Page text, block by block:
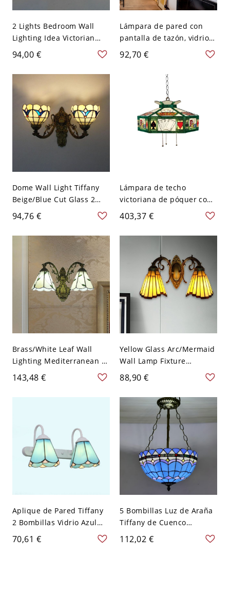
2 Lights Bedroom Wall
Lighting Idea Victorian
Beige Flower Patterned
Sconce with Bell Cut Glass
Shade - 110 A 120 V Beige
94,00 €
Lámpara de pared con
pantalla de tazón, vidrio
claro barroco, 2 luces,
brazo curvo, bronce -
Transparente 110 A 120 V
92,70 €
Dome Wall Light Tiffany
Beige/Blue Cut Glass 2
Lights Brass Finish Sconce
Lighting Fixture with
Arched Arm - 110 A 120 V
94,76 €
Lámpara de techo
victoriana de póquer con
3 luces y vidrio teñido en
verde y blanco de 19,5" de
ancho con cadena de
403,37 €
Brass/White Leaf Wall
Lighting Mediterranean 2
Lights Beige/Light Yellow
Glass Sconce Light Fixture
with Mermaid Arm - 110 A
143,48 €
Yellow Glass Arc/Mermaid
Wall Lamp Fixture
Baroque 2 Heads Antique
Bronze Sconce for
Bedroom - 110 A 120 V
Amarillo Arco
88,90 €
Aplique de Pared Tiffany
2 Bombillas Vidrio Azul
con Brazo Curvado para
Pasillo
70,61 €
5 Bombillas Luz de Araña
Tiffany de Cuenco
Lámpara Suspendida de
Vidrio para Habitación -
112,02 €